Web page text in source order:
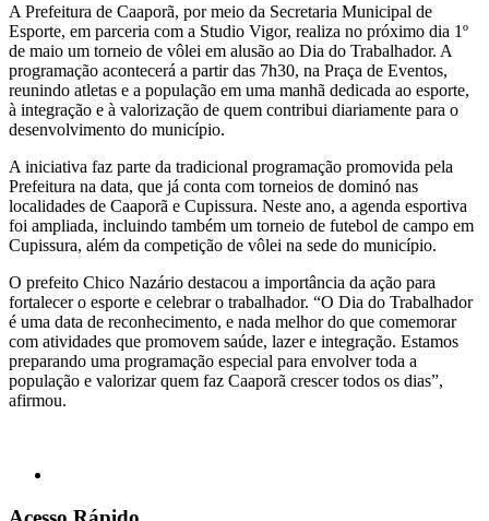
A Prefeitura de Caaporã, por meio da Secretaria Municipal de
Esporte, em parceria com a Studio Vigor, realiza no próximo dia 1º
de maio um torneio de vôlei em alusão ao Dia do Trabalhador. A
programação acontecerá a partir das 7h30, na Praça de Eventos,
reunindo atletas e a população em uma manhã dedicada ao esporte,
à integração e à valorização de quem contribui diariamente para o
desenvolvimento do município.
A iniciativa faz parte da tradicional programação promovida pela
Prefeitura na data, que já conta com torneios de dominó nas
localidades de Caaporã e Cupissura. Neste ano, a agenda esportiva
foi ampliada, incluindo também um torneio de futebol de campo em
Cupissura, além da competição de vôlei na sede do município.
O prefeito Chico Nazário destacou a importância da ação para
fortalecer o esporte e celebrar o trabalhador. “O Dia do Trabalhador
é uma data de reconhecimento, e nada melhor do que comemorar
com atividades que promovem saúde, lazer e integração. Estamos
preparando uma programação especial para envolver toda a
população e valorizar quem faz Caaporã crescer todos os dias”,
afirmou.